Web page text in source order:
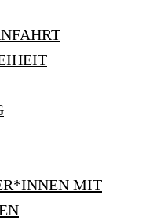
MIT